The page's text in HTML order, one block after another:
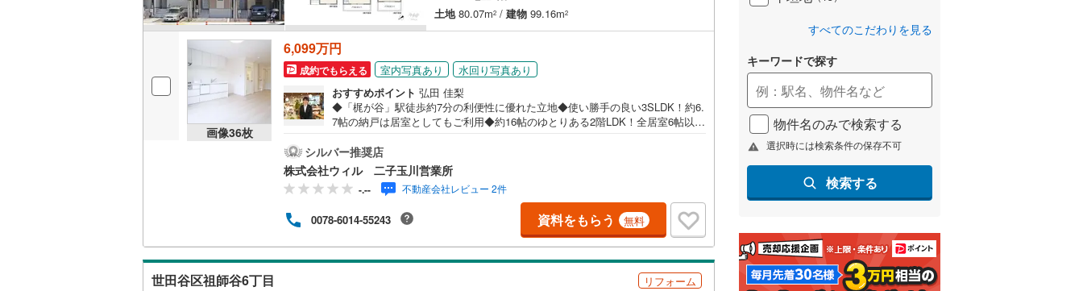
土地80.07m2 / 建物 99.16m2
画像36枚
6,099万円
成約でもらえる 室内写真あり
水回り写真あり
おすすめポイント 弘田 佳梨
◆「梶が谷」駅徒歩約7分の利便性に優れた立地◆使い勝手の良い3SLDK！約6.
7帖の納戸は居室としてもご利用◆約16帖のゆとりある2階LDK！全居室6帖以上
渡せる、開放感のある対面式キッチン◆浴室乾燥機付きのため、雨の日や花粉
の季節のお洗濯にも便利！◆2026年5月に内外装リフォーム実施済み！気持ちよ
く新生活をスタート◆広々とした公道に面し、採光・通風良好！開放感のある
住環境！◆「まいばすけっと 下作延2丁目店」徒歩約2分で、毎日のお買い物に
も便利【営業時間 10:00～19:00】上記時間はお電話が繋がりやすくなっており
ます。ぜひお気軽にご連絡下さい！現地を見学される場合は「室内・現地を見
学する（無料）」ボタンよりご希望の日時をご記入いただけますとスムーズに
ご案内が可能です。【ウィル不動産販売はここが強み】（1）住宅ローンに精通
しており、社内にローン専門部署があります！（2）施工実績多数のリフォーム
シルバー推奨店
株式会社ウィル 二子玉川営業所
-.-- 不動産会社レビュー 2件
0078-6014-55243 資料をもらう 無料
世田谷区祖師谷6丁目 リフォーム
すべてのこだわりを見る
キーワードで探す
物件名のみで検索する
選択時には検索条件の保存不可
検索する
東京メトロ丸ノ内線 (0 東京メトロ丸ノ内方南支線
東京メトロ東西線
東京メトロ半蔵門線(0) 東京メトロ南北線 東京メトロ副都心線(0)
都営浅草線(0) 都営三田線(0) 都営新宿線(0)
横浜市営地下鉄グリーンライン
(10
名古屋市営地下鉄東山線(0) 名古屋市営地下鉄鶴舞線(0
名古屋市営地下鉄桜通線
名古屋市営地下鉄上飯田線 )
京都市営地下鉄烏丸線(0) 京都市営地下鉄東西線(0) OsakaMetro長堀鶴見緑地線(0)
(0) OsakaMetro谷町線(0)